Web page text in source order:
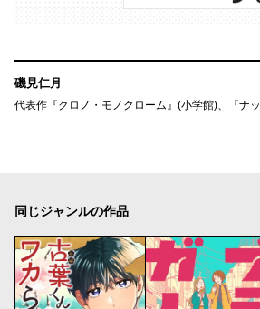
磯見仁月
代表作『クロノ・モノクローム』(小学館)、『ナ
同じジャンルの作品